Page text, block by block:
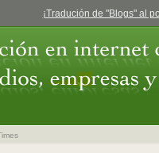
¡Tradución de "Blogs" al